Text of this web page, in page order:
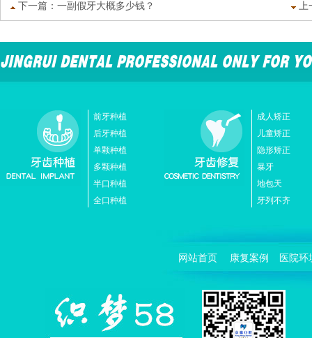
上
下一篇： 一副假牙大概多少钱？
前牙种植
后牙种植
单颗种植
多颗种植
半口种植
全口种植
成人矫正
儿童矫正
隐形矫正
暴牙
地包天
牙列不齐
网站首页 康复案例 医院环